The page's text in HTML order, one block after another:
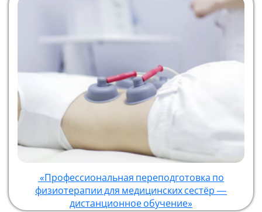
«Профессиональная переподготовка по
физиотерапии для медицинских сестёр —
дистанционное обучение»